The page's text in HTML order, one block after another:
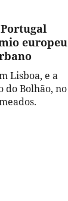
europeu
Lisboa, e a
do Bolhão, no